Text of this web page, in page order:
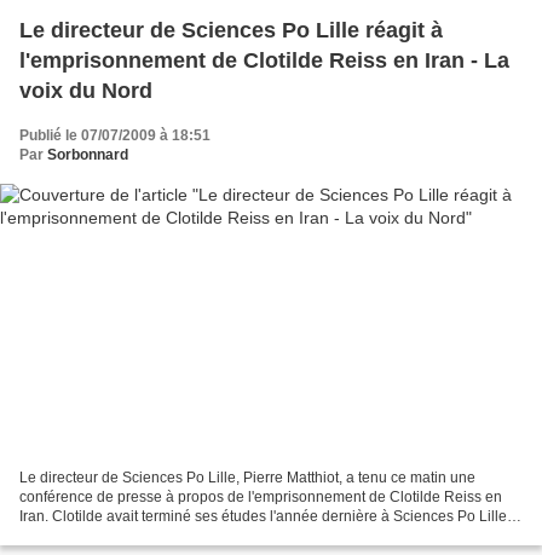
Le directeur de Sciences Po Lille réagit à
l'emprisonnement de Clotilde Reiss en Iran - La
voix du Nord
Publié le 07/07/2009 à 18:51
Par Sorbonnard
Le directeur de Sciences Po Lille, Pierre Matthiot, a tenu ce matin une
conférence de presse à propos de l'emprisonnement de Clotilde Reiss en
Iran. Clotilde avait terminé ses études l'année dernière à Sciences Po Lille.